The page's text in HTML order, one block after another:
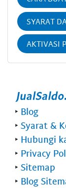
SYARAT
AKTIVASI
‣ Blog
‣ Syarat &
‣ Hubungi
‣ Privacy
‣ Sitemap
‣ Blog